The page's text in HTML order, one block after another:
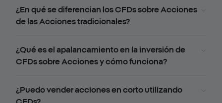
¿En qué se diferencian los CFDs sobre Acciones
de las Acciones tradicionales?
¿Qué es el apalancamiento en la inversión de
CFDs sobre Acciones y cómo funciona?
¿Puedo vender acciones en corto utilizando